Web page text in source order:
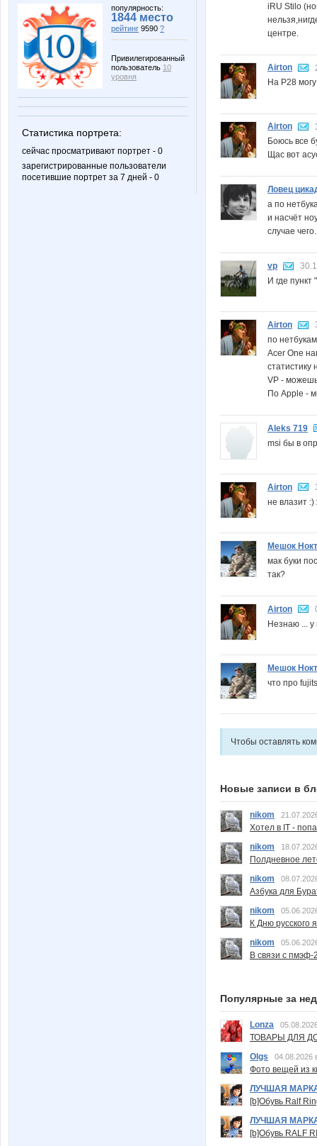
популярность:
1844 место
рейтинг 9590 ?
Привилегированный
пользователь 10
уровня
Статистика портрета:
сейчас просматривают портрет - 0
зарегистрированные пользователи
посетившие портрет за 7 дней - 0
iRU Stilo
центре.
Airton
На P28
Airton
Боюсь все
Щас вот
Ловец
а по
и насчёт
случае
vp
И где
Airton
по
Acer One
статистику
VP - можешь
По Apple -
Aleks 719
msi бы в
Airton
не влазит
Мешок
мак буки
так?
Airton
Незнаю ... у
Мешок
что про
Чтобы оставлять
Новые записи в
nikom
Хотел в IT -
nikom
Полдневное
nikom
Азбука для
nikom
К Дню русского
nikom
В связи с пмэф-
Популярные за
Lonza
ТОВАРЫ ДЛЯ
Olgs
04.08.2026
Фото вещей из
ЛУЧШАЯ
[b]Обувь Ralf
ЛУЧШАЯ
[b]Обувь RALF